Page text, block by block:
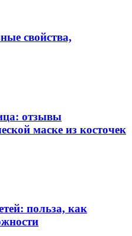
свойства,
отзывы
маске из косточек
польза, как